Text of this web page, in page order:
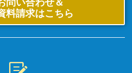
問い合わせ＆
料請求はこちら